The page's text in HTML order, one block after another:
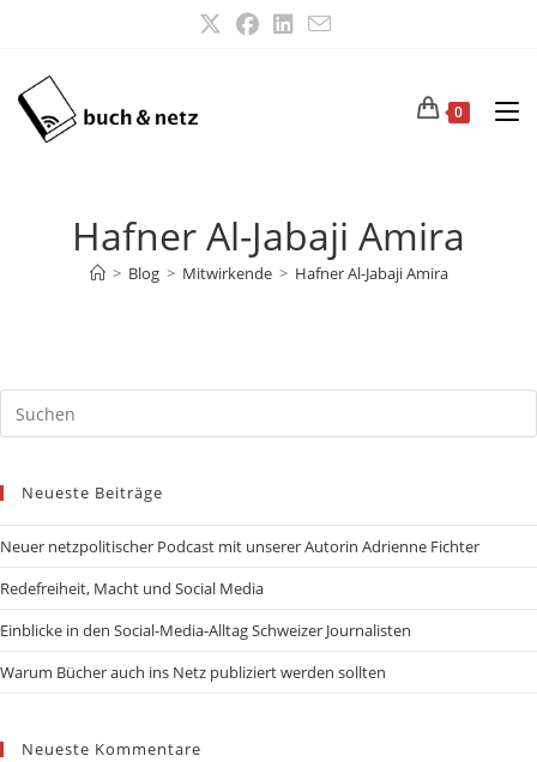
0
Hafner Al-Jabaji Amira
> Blog > Mitwirkende > Hafner Al-Jabaji Amira
Neueste Beiträge
Neuer netzpolitischer Podcast mit unserer Autorin Adrienne Fichter
Redefreiheit, Macht und Social Media
Einblicke in den Social-Media-Alltag Schweizer Journalisten
Warum Bücher auch ins Netz publiziert werden sollten
Neueste Kommentare